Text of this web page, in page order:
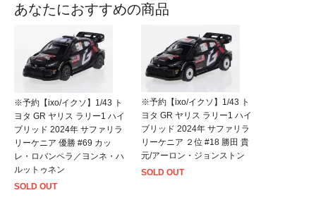
あなたにおすすめの商品
※予約【ixo/イクソ】1/43 ト
ヨタ GR ヤリス ラリー1 ハイ
ブリッド 2024年 サファリラ
リーケニア 優勝 #69 カッ
レ・ロバンペラ／ヨンネ・ハ
ルットゥネン
SOLD OUT
※予約【ixo/イクソ】1/43 ト
ヨタ GR ヤリス ラリー1 ハイ
ブリッド 2024年 サファリラ
リーケニア ２位 #18 勝田 貴
元/アーロン・ジョンストン
SOLD OUT